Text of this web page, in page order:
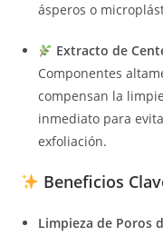
ásperos o
Extracto de
Componentes
compensan la
inmediato para
exfoliación.
Beneficios
Limpieza de Poros